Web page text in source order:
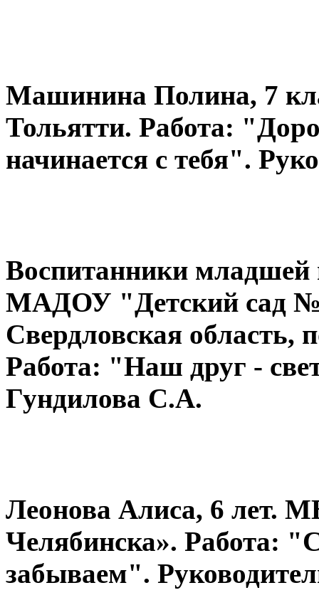
Машинина Полина, 7
Тольятти. Работа:
начинается с тебя".
Воспитанники младшей
МАДОУ "Детский сад
Свердловская область,
Работа: "Наш друг -
Гундилова С.А.
Леонова Алиса, 6 лет.
Челябинска». Работа:
забываем".